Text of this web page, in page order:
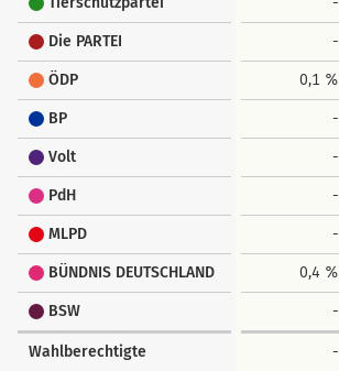
Die PARTEI -
ÖDP 0,1 %
BP -
Volt -
PdH -
MLPD -
BÜNDNIS DEUTSCHLAND 0,4 %
BSW -
Wahlberechtigte -